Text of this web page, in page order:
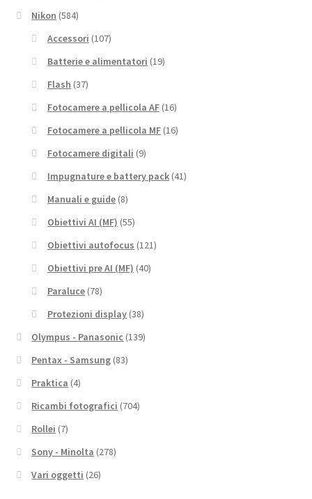
Nikon (584)
Accessori (107)
Batterie e alimentatori (19)
Flash (37)
Fotocamere a pellicola AF (16)
Fotocamere a pellicola MF (16)
Fotocamere digitali (9)
Impugnature e battery pack (41)
Manuali e guide (8)
Obiettivi AI (MF) (55)
Obiettivi autofocus (121)
Obiettivi pre AI (MF) (40)
Paraluce (78)
Protezioni display (38)
Olympus - Panasonic (139)
Pentax - Samsung (83)
Praktica (4)
Ricambi fotografici (704)
Rollei (7)
Sony - Minolta (278)
Vari oggetti (26)